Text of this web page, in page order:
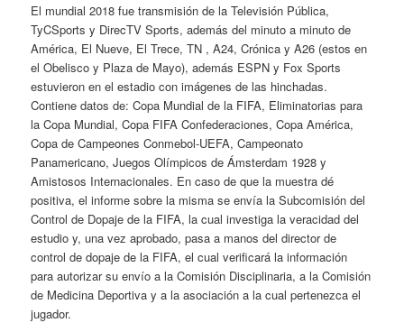
El mundial 2018 fue transmisión de la Televisión Pública,
TyCSports y DirecTV Sports, además del minuto a minuto de
América, El Nueve, El Trece, TN , A24, Crónica y A26 (estos en
el Obelisco y Plaza de Mayo), además ESPN y Fox Sports
estuvieron en el estadio con imágenes de las hinchadas.
Contiene datos de: Copa Mundial de la FIFA, Eliminatorias para
la Copa Mundial, Copa FIFA Confederaciones, Copa América,
Copa de Campeones Conmebol-UEFA, Campeonato
Panamericano, Juegos Olímpicos de Ámsterdam 1928 y
Amistosos Internacionales. En caso de que la muestra dé
positiva, el informe sobre la misma se envía la Subcomisión del
Control de Dopaje de la FIFA, la cual investiga la veracidad del
estudio y, una vez aprobado, pasa a manos del director de
control de dopaje de la FIFA, el cual verificará la información
para autorizar su envío a la Comisión Disciplinaria, a la Comisión
de Medicina Deportiva y a la asociación a la cual pertenezca el
jugador.